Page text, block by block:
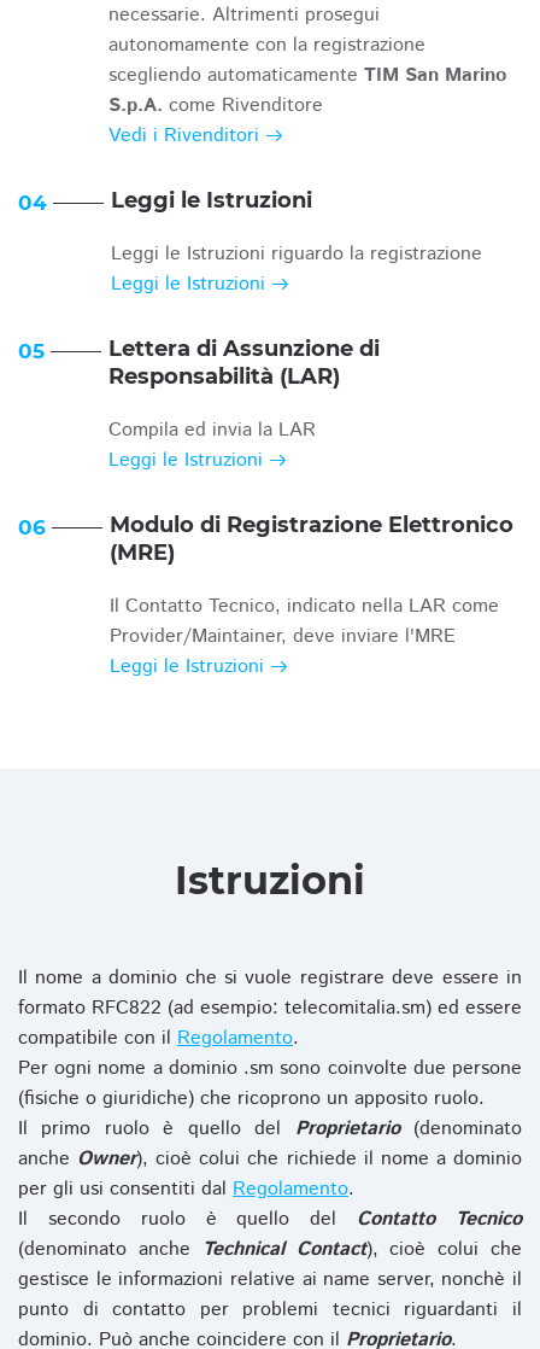
necessarie. Altrimenti prosegui
autonomamente con la registrazione
scegliendo automaticamente TIM San Marino
S.p.A. come Rivenditore
Vedi i Rivenditori
04 Leggi le Istruzioni
Leggi le Istruzioni riguardo la registrazione
Leggi le Istruzioni
05
Lettera di Assunzione di
Responsabilità (LAR)
Compila ed invia la LAR
Leggi le Istruzioni
06
Modulo di Registrazione Elettronico
(MRE)
Il Contatto Tecnico, indicato nella LAR come
Provider/Maintainer, deve inviare l'MRE
Leggi le Istruzioni
Istruzioni
Il nome a dominio che si vuole registrare deve essere in
formato RFC822 (ad esempio: telecomitalia.sm) ed essere
compatibile con il Regolamento.
Per ogni nome a dominio .sm sono coinvolte due persone
(fisiche o giuridiche) che ricoprono un apposito ruolo.
Il primo ruolo è quello del Proprietario(denominato
anche Owner), cioè colui che richiede il nome a dominio
per gli usi consentiti dal Regolamento.
Il secondo ruolo è quello del Contatto Tecnico
(denominato anche Technical Contact), cioè colui che
gestisce le informazioni relative ai name server, nonchè il
punto di contatto per problemi tecnici riguardanti il
dominio. Può anche coincidere con il Proprietario.